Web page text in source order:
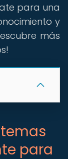
para una
y
más
para